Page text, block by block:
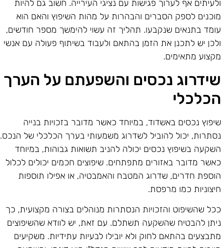
אף לערוך פגישות עם נציגי העירייה. חשוב גם להיות
לספק הסברים והבהרות על מהות השיפוץ והאם הוא
בתנאים שנקבעו. תהליך זה עשוי להימשך מספר חודשים,
יש לתכנן את הזמן בהתאם ולעבוד בשיתוף פעולה עם אנשי
מתאימים.
נכסים והשפעתם על הערך
נכסים באשדוד, במיוחד כאשר מדובר בזכויות בנייה
יכול להוביל לשדרוג משמעותי בערך הכלכלי של הנכס.
בשיפוץ נכסים יכולה להניב תשואות גבוהות, במיוחד
מדובר באזורים מתפתחים. שיפוצים חכמים יכולים לכלול
חדרים, שדרוג המטבח והאמבטיה, או אפילו תוספות
כמו מרפסת.
שהשיפוט והזכויות הנסתרות מנוהלים בצורה מקצועית, כך
להבטיח שהשקעה תשתלם. עם זאת, יש לוודא שהשיפוצים
בהתאם לחוק ולא יובילו לבעיות עתידיות. משקיעים